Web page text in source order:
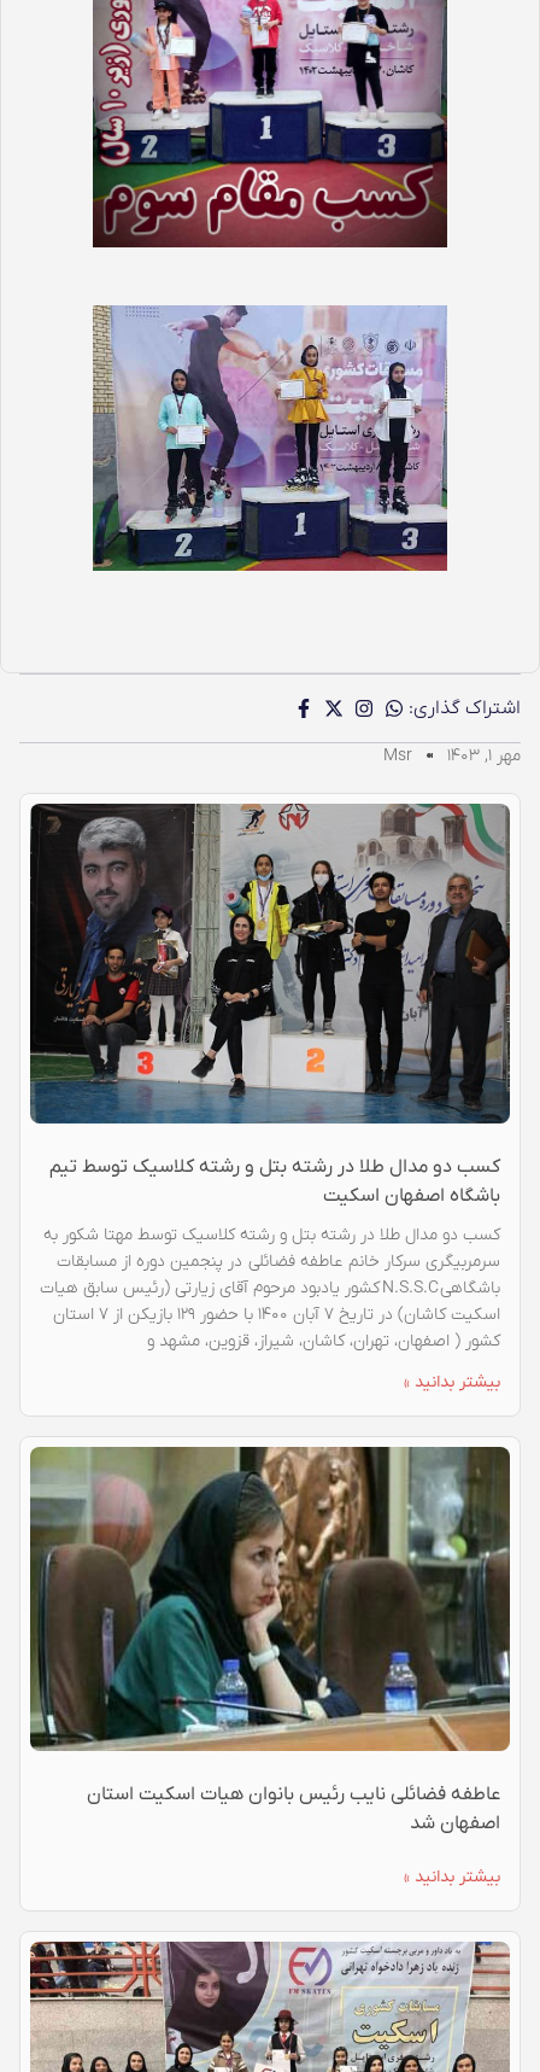
اشتراک گذاری:
مهر ۱, ۱۴۰۳ Msr
کسب دو مدال طلا در رشته بتل و رشته کلاسیک توسط تیم
باشگاه اصفهان اسکیت
کسب دو مدال طلا در رشته بتل و رشته کلاسیک توسط مهتا شکور به
سرمربیگری سرکار خانم عاطفه فضائلی در پنجمین دوره از مسابقات
باشگاهی N.S.S.C کشور یادبود مرحوم آقای زیارتی (رئیس سابق هیات
اسکیت کاشان) در تاریخ ۷ آبان ۱۴۰۰ با حضور ۱۲۹ بازیکن از ۷ استان
کشور ( اصفهان، تهران، کاشان، شیراز، قزوین، مشهد و
بیشتر بدانید »
عاطفه فضائلی نایب رئیس بانوان هیات اسکیت استان
اصفهان شد
بیشتر بدانید »